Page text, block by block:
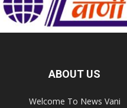
ABOUT US
Welcome To News Vani